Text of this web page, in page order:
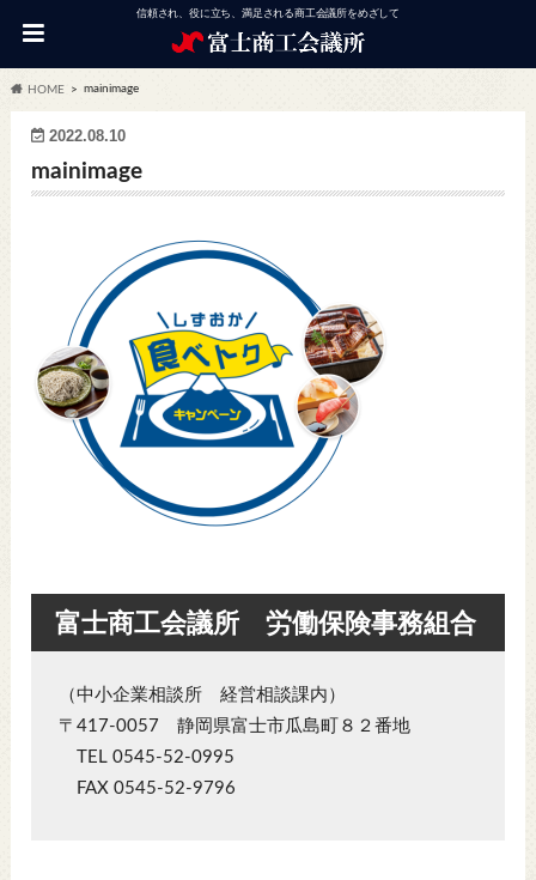
信頼され、役に立ち、満足される商工会議所をめざして
HOME mainimage
2022.08.10
mainimage
富士商工会議所 労働保険事務組合
（中小企業相談所 経営相談課内）
〒417-0057 静岡県富士市瓜島町８２番地
TEL 0545-52-0995
FAX 0545-52-9796